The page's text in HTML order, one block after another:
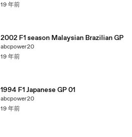
19 年前
2002 F1 season Malaysian Brazilian GP
abcpower20
19 年前
1994 F1 Japanese GP 01
abcpower20
19 年前